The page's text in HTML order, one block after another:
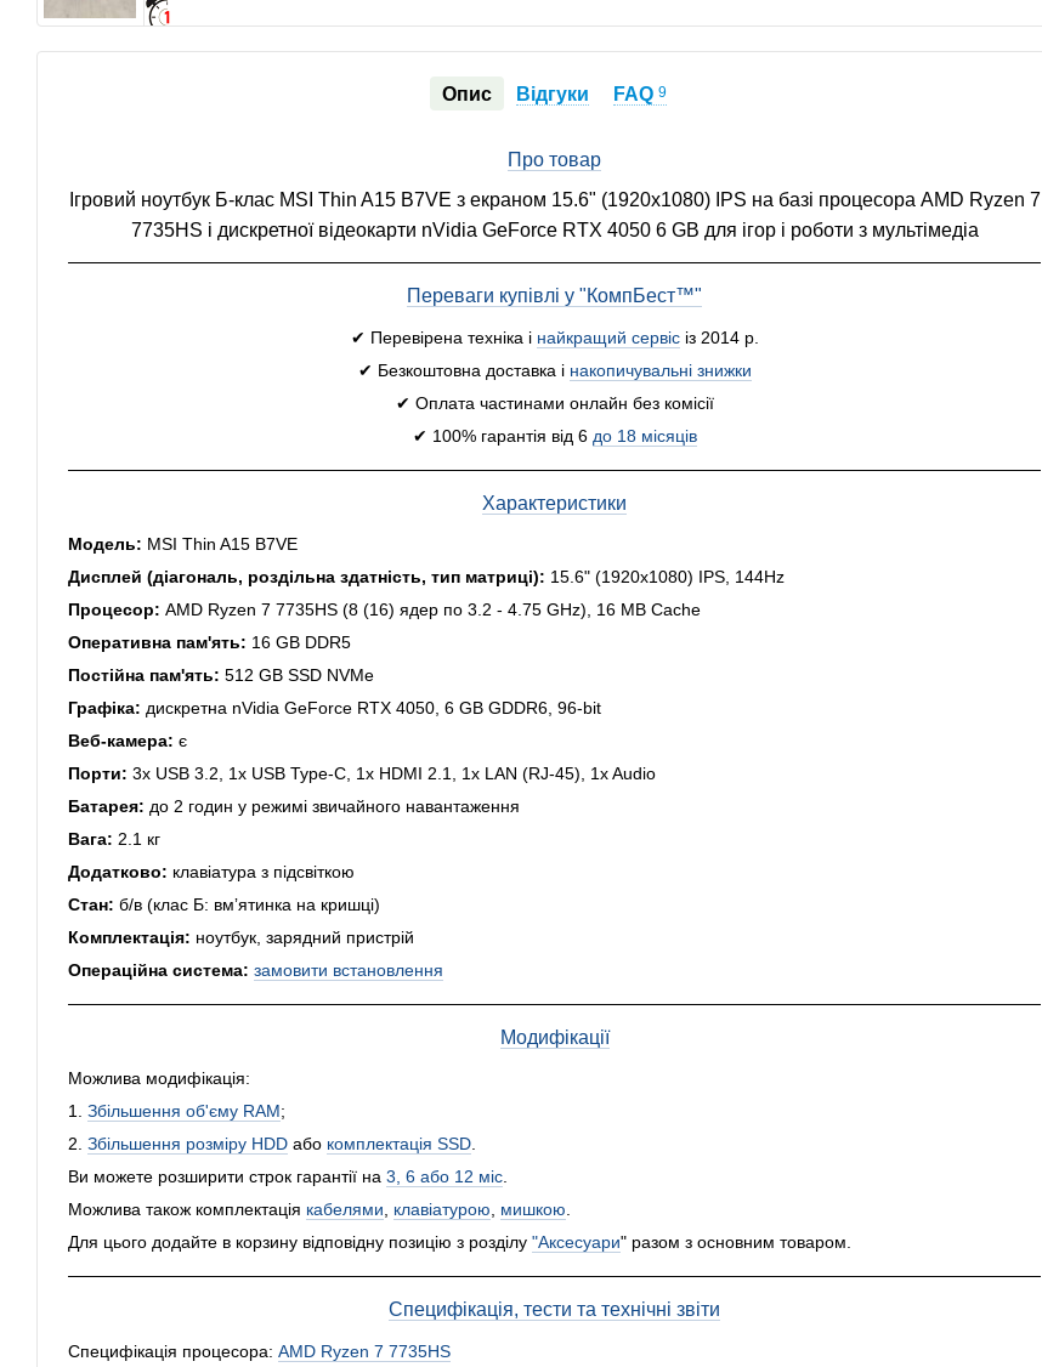
Опис Відгуки FAQ9
Про товар
Ігровий ноутбук Б-клас MSI Thin A15 B7VE з екраном 15.6" (1920x1080) IPS на базі процесора AMD Ryzen 7
7735HS і дискретної відеокарти nVidia GeForce RTX 4050 6 GB для ігор і роботи з мультімедіа
Переваги купівлі у "КомпБест™"
✔ Перевірена техніка і найкращий сервісіз 2014 р.
✔ Безкоштовна доставка і накопичувальні знижки
✔ Оплата частинами онлайн без комісії
✔ 100% гарантія від 6 до 18 місяців
Характеристики
Модель: MSI Thin A15 B7VE
Дисплей (діагональ, роздільна здатність, тип матриці): 15.6" (1920x1080) IPS, 144Hz
Процесор: AMD Ryzen 7 7735HS (8 (16) ядер по 3.2 - 4.75 GHz), 16 MB Cache
Оперативна пам'ять: 16 GB DDR5
Постійна пам'ять: 512 GB SSD NVMe
Графіка: дискретна nVidia GeForce RTX 4050, 6 GB GDDR6, 96-bit
Веб-камера: є
Порти: 3x USB 3.2, 1x USB Type-C, 1x HDMI 2.1, 1x LAN (RJ-45), 1x Audio
Батарея: до 2 годин у режимі звичайного навантаження
Вага: 2.1 кг
Додатково: клавіатура з підсвіткою
Стан: б/в (клас Б: вмʼятинка на кришці)
Комплектація: ноутбук, зарядний пристрій
Операційна система: замовити встановлення
Модифікації
Можлива модифікація:
1. Збільшення об'єму RAM;
2. Збільшення розміру HDD або комплектація SSD.
Ви можете розширити строк гарантії на 3, 6 або 12 міс.
Можлива також комплектація кабелями, клавіатурою, мишкою.
Для цього додайте в корзину відповідну позицію з розділу "Аксесуари" разом з основним товаром.
Специфікація, тести та технічні звіти
Специфікація процесора: AMD Ryzen 7 7735HS